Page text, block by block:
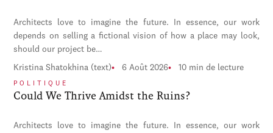
Architects love to imagine the future. In essence, our work
depends on selling a fictional vision of how a place may look,
should our project be…
Kristina Shatokhina (text) 6 Août 2026 10 min de lecture
POLITIQUE
Could We Thrive Amidst the Ruins?
Architects love to imagine the future. In essence, our work